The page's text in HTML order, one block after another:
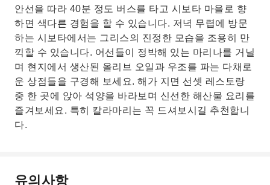
안선을 따라 40분 정도 버스를 타고 시보타 마을로 향
하면 색다른 경험을 할 수 있습니다. 저녁 무렵에 방문
하는 시보타에서는 그리스의 진정한 모습을 조용히 만
끽할 수 있습니다. 어선들이 정박해 있는 마리나를 거닐
며 현지에서 생산된 올리브 오일과 우조를 파는 다채로
운 상점들을 구경해 보세요. 해가 지면 선셋 레스토랑
중 한 곳에 앉아 석양을 바라보며 신선한 해산물 요리를
즐겨보세요. 특히 칼라마리는 꼭 드셔보시길 추천합니
다.
유의사항